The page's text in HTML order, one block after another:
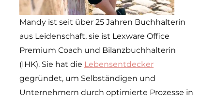
Mandy ist seit über 25 Jahren Buchhalterin
aus Leidenschaft, sie ist Lexware Office
Premium Coach und Bilanzbuchhalterin
(IHK). Sie hat die Lebensentdecker
gegründet, um Selbständigen und
Unternehmern durch optimierte Prozesse in